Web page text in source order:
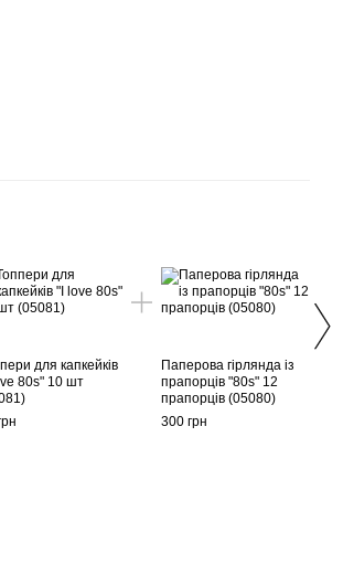
для капкейків
80s" 10 шт
Паперова гірлянда із
прапорців "80s" 12
прапорців (05080)
300 грн